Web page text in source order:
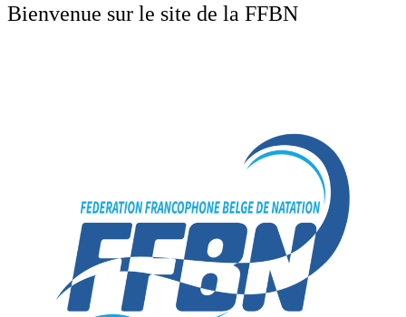
Bienvenue sur le site de la FFBN